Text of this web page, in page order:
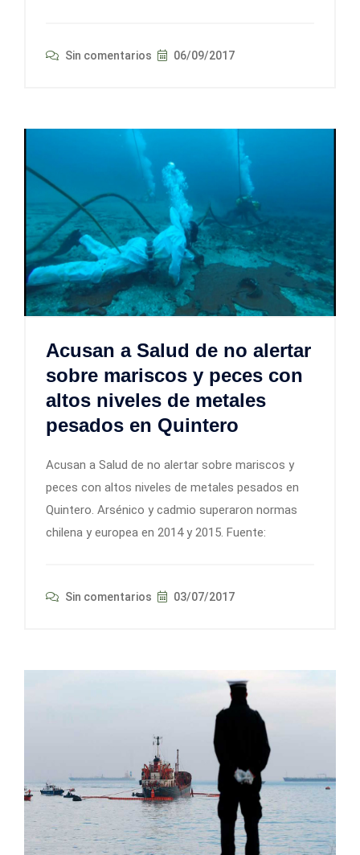
Sin comentarios 06/09/2017
Acusan a Salud de no alertar
sobre mariscos y peces con
altos niveles de metales
pesados en Quintero
Acusan a Salud de no alertar sobre mariscos y
peces con altos niveles de metales pesados en
Quintero. Arsénico y cadmio superaron normas
chilena y europea en 2014 y 2015. Fuente:
Sin comentarios 03/07/2017